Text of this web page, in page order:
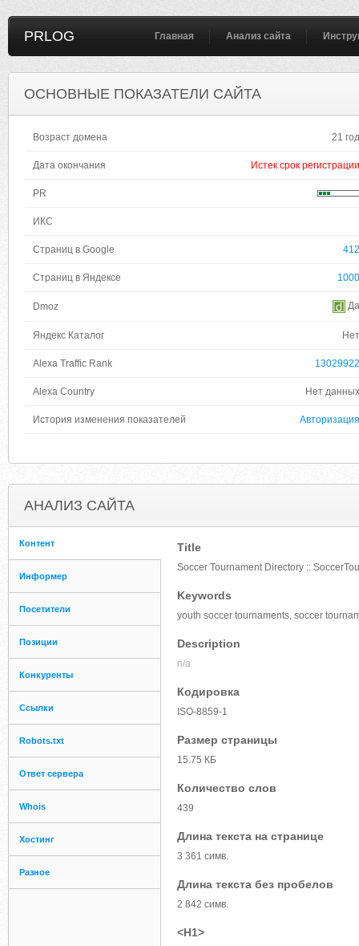
PRLOG Главная Анализ сайта
ОСНОВНЫЕ ПОКАЗАТЕЛИ САЙТА
Возраст домена 21 год
Дата окончания Истек срок регистрации
PR
ИКС
Страниц в Google 412
Страниц в Яндексе 1000
Dmoz Да
Яндекс Каталог Нет
Alexa Traffic Rank 13029922
Alexa Country Нет данных
История изменения показателей Авторизация
АНАЛИЗ САЙТА
Контент
Информер
Посетители
Позиции
Конкуренты
Ссылки
Robots.txt
Ответ сервера
Whois
Хостинг
Разное
Title
Soccer Tournament Directory ::
Keywords
youth soccer tournaments, soccer
Description
n/a
Кодировка
ISO-8859-1
Размер страницы
15.75 КБ
Количество слов
439
Длина текста на странице
3 361 симв.
Длина текста без пробелов
2 842 симв.
<H1>